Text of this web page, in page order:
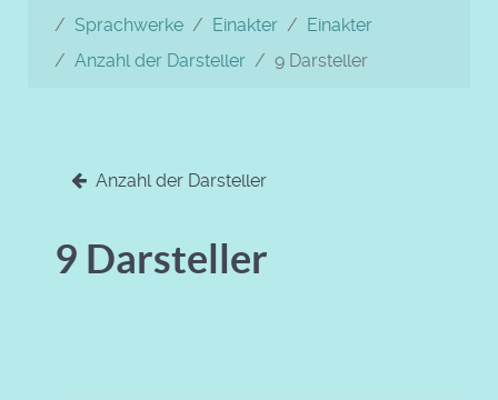
Sprachwerke
Einakter
Einakter
Anzahl der Darsteller
9 Darsteller
Anzahl der Darsteller
9 Darsteller